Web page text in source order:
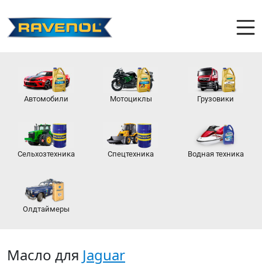
Автомобили Мотоциклы Грузовики
Сельхозтехника Спецтехника Водная техника
Олдтаймеры
Масло для Jaguar